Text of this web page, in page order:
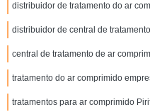
distribuidor de tratamento do ar
distribuidor de central de
central de tratamento de ar
tratamento do ar comprimido
tratamentos para ar comprimido